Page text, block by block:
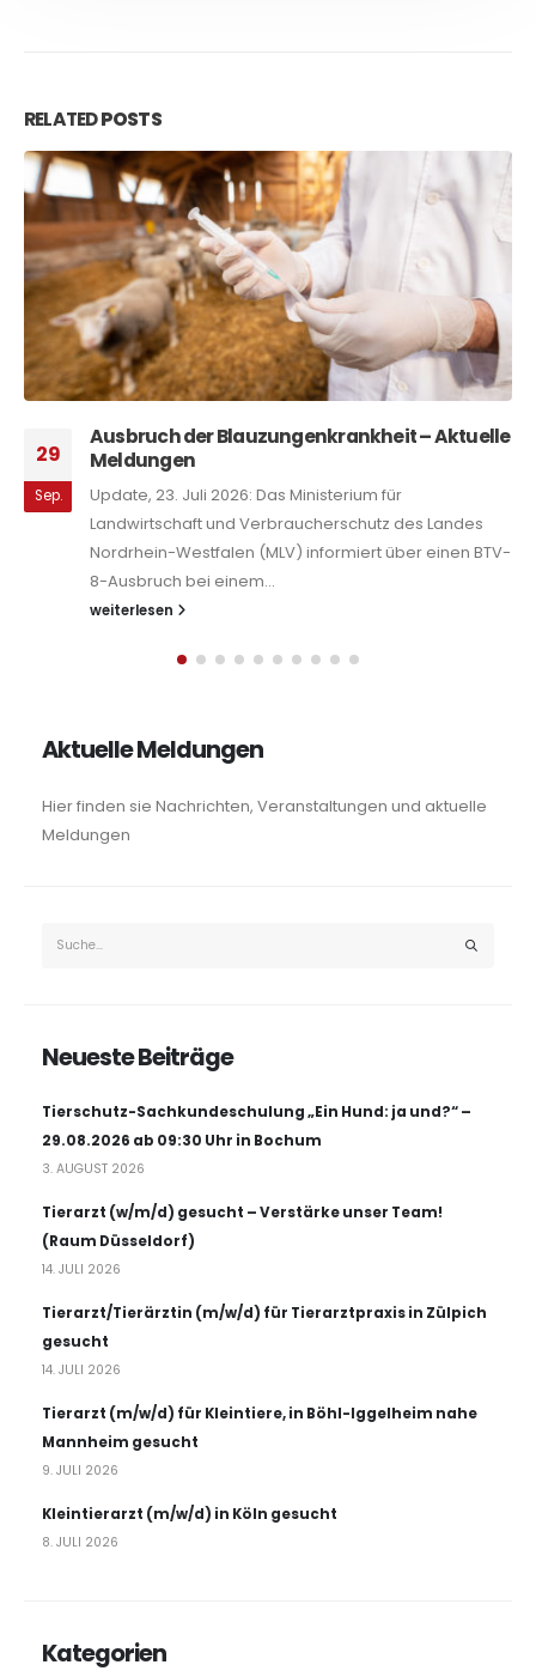
RELATEDPOSTS
01
Juli
Tierschutzpreis NRW 2026: Bewerbungsphase
Das Ministerium für Landwirtschaft und
Verbraucherschutz informiert darüber, dass die
Tierschutzbeauftragte des Landes Nordrhein-
Westfalen bereits zum sechsten Mal einen
Tierschutzpreis...
weiterlesen
Aktuelle Meldungen
Hier finden sie Nachrichten, Veranstaltungen und aktuelle
Meldungen
Neueste Beiträge
Tierschutz-Sachkundeschulung „Ein Hund: ja und?“ –
29.08.2026 ab 09:30 Uhr in Bochum
3. AUGUST 2026
Tierarzt (w/m/d) gesucht – Verstärke unser Team!
(Raum Düsseldorf)
14. JULI 2026
Tierarzt/Tierärztin (m/w/d) für Tierarztpraxis in Zülpich
gesucht
14. JULI 2026
Tierarzt (m/w/d) für Kleintiere, in Böhl-Iggelheim nahe
Mannheim gesucht
9. JULI 2026
Kleintierarzt (m/w/d) in Köln gesucht
8. JULI 2026
Kategorien